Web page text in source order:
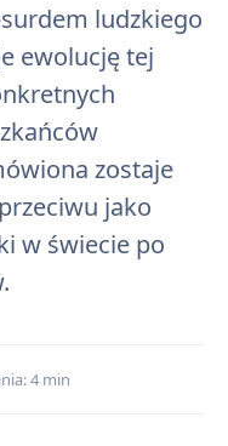
ludzkiego
ewolucję tej
zostaje
jako
w świecie po
4 min